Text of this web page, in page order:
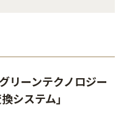
リーンテクノロジー
システム」